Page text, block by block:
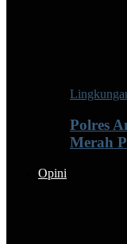
Polres
Merah
Opini